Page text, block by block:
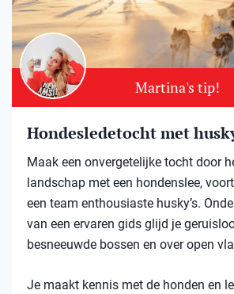
Martina's tip!
Hondesledetocht met
Maak een onvergetelijke tocht door
landschap met een hondenslee,
een team enthousiaste husky’s.
van een ervaren gids glijd je
besneeuwde bossen en over open
Je maakt kennis met de honden en